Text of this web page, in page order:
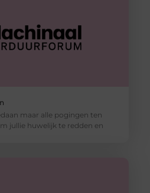
maar alle pogingen ten
jullie huwelijk te redden en